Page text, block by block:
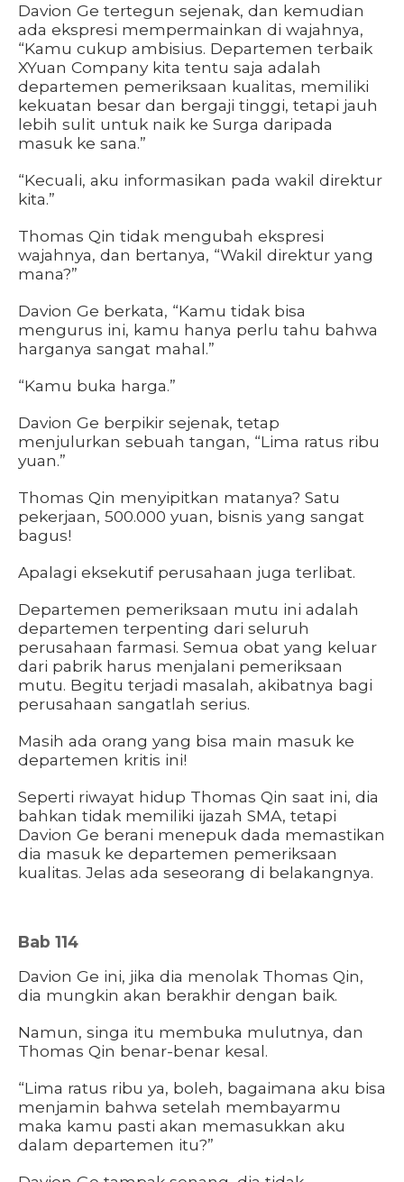
Davion Ge tertegun sejenak, dan kemudian
ada ekspresi mempermainkan di wajahnya,
“Kamu cukup ambisius. Departemen terbaik
XYuan Company kita tentu saja adalah
departemen pemeriksaan kualitas, memiliki
kekuatan besar dan bergaji tinggi, tetapi jauh
lebih sulit untuk naik ke Surga daripada
masuk ke sana.”
“Kecuali, aku informasikan pada wakil direktur
kita.”
Thomas Qin tidak mengubah ekspresi
wajahnya, dan bertanya, “Wakil direktur yang
mana?”
Davion Ge berkata, “Kamu tidak bisa
mengurus ini, kamu hanya perlu tahu bahwa
harganya sangat mahal.”
“Kamu buka harga.”
Davion Ge berpikir sejenak, tetap
menjulurkan sebuah tangan, “Lima ratus ribu
yuan.”
Thomas Qin menyipitkan matanya? Satu
pekerjaan, 500.000 yuan, bisnis yang sangat
bagus!
Apalagi eksekutif perusahaan juga terlibat.
Departemen pemeriksaan mutu ini adalah
departemen terpenting dari seluruh
perusahaan farmasi. Semua obat yang keluar
dari pabrik harus menjalani pemeriksaan
mutu. Begitu terjadi masalah, akibatnya bagi
perusahaan sangatlah serius.
Masih ada orang yang bisa main masuk ke
departemen kritis ini!
Seperti riwayat hidup Thomas Qin saat ini, dia
bahkan tidak memiliki ijazah SMA, tetapi
Davion Ge berani menepuk dada memastikan
dia masuk ke departemen pemeriksaan
kualitas. Jelas ada seseorang di belakangnya.
Bab 114
Davion Ge ini, jika dia menolak Thomas Qin,
dia mungkin akan berakhir dengan baik.
Namun, singa itu membuka mulutnya, dan
Thomas Qin benar-benar kesal.
“Lima ratus ribu ya, boleh, bagaimana aku bisa
menjamin bahwa setelah membayarmu
maka kamu pasti akan memasukkan aku
dalam departemen itu?”